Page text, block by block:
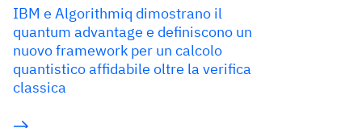
IBM e Algorithmiq dimostrano il
quantum advantage e definiscono un
nuovo framework per un calcolo
quantistico affidabile oltre la verifica
classica